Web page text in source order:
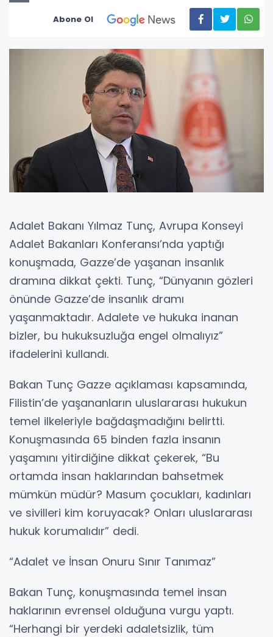
Abone Ol
Adalet Bakanı Yılmaz Tunç, Avrupa Konseyi
Adalet Bakanları Konferansı’nda yaptığı
konuşmada, Gazze’de yaşanan insanlık
dramına dikkat çekti. Tunç, “Dünyanın gözleri
önünde Gazze’de insanlık dramı
yaşanmaktadır. Adalete ve hukuka inanan
bizler, bu hukuksuzluğa engel olmalıyız”
ifadelerini kullandı.
Bakan Tunç Gazze açıklaması kapsamında,
Filistin’de yaşananların uluslararası hukukun
temel ilkeleriyle bağdaşmadığını belirtti.
Konuşmasında 65 binden fazla insanın
yaşamını yitirdiğine dikkat çekerek, “Bu
ortamda insan haklarından bahsetmek
mümkün müdür? Masum çocukları, kadınları
ve sivilleri kim koruyacak? Onları uluslararası
hukuk korumalıdır” dedi.
“Adalet ve İnsan Onuru Sınır Tanımaz”
Bakan Tunç, konuşmasında temel insan
haklarının evrensel olduğuna vurgu yaptı.
“Herhangi bir yerdeki adaletsizlik, tüm